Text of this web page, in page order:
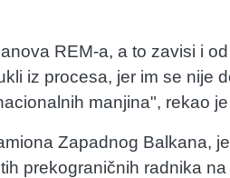
REM-a, a to zavisi i
iz procesa, jer im se nije
manjina", rekao
Zapadnog Balkana,
prekograničnih radnika